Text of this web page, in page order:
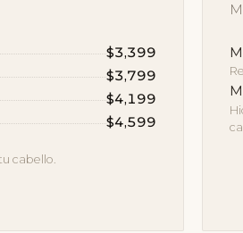
$3,399
$3,799
$4,199
$4,599
cabello.